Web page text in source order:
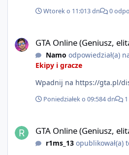
poziomie multiplayera
Kontakt: Discord —
xvincekidd Wideo
https://youtu.be/8IrdoG8iFz4
Wtorek o 11:013 dn 0
GTA Online (Geniusz,
Namo odpowiedział(a)
Ekipy i gracze
Wpadnij na https://gta.pl/
Poniedziałek o 09:584 dn
GTA Online (Geniusz,
r1ms_13opublikował(a)